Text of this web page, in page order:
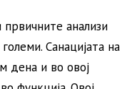
анализи
Санацијата на
дена и во овој